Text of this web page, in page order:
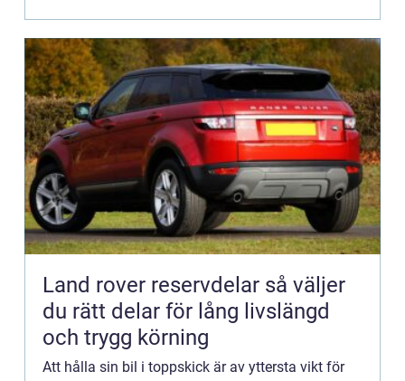
Land rover reservdelar så väljer
du rätt delar för lång livslängd
och trygg körning
Att hålla sin bil i toppskick är av yttersta vikt för